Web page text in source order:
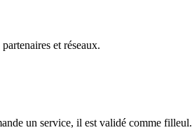
et réseaux.
un service, il est validé comme filleul.